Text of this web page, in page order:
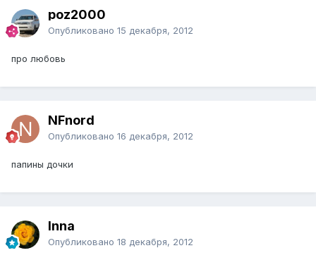
poz2000
Опубликовано 15 декабря, 2012
про любовь
NFnord
Опубликовано 16 декабря, 2012
папины дочки
Inna
Опубликовано 18 декабря, 2012